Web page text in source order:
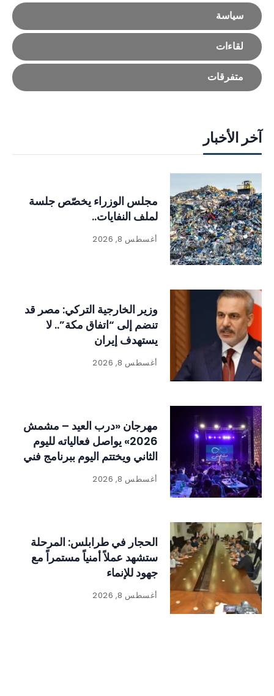
سياسة
لقاءات
متفرقات
آخر الأخبار
مجلس الوزراء يخصّص جلسة
لملف النفايات..
أغسطس 8, 2026
وزير الخارجية التركي: مصر قد
تنضم إلى “اتفاق مكة”.. لا
يستهدف إيران
أغسطس 8, 2026
مهرجان «درب العيد – مشمش
2026» يواصل فعالياته لليوم
الثاني ويختتم اليوم ببرنامج فني
وتراثي حافل
أغسطس 8, 2026
الحجار في طرابلس: المرحلة
ستشهد عملاً أمنياً مستمراً مع
جهود للإنماء
أغسطس 8, 2026